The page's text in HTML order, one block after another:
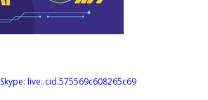
Skype: live:.cid.575569c608265c69